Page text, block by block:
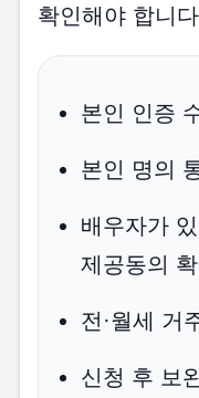
확인해야 합니
본인 인증
본인 명의
배우자가
제공동의
전·월세 거
신청 후 보